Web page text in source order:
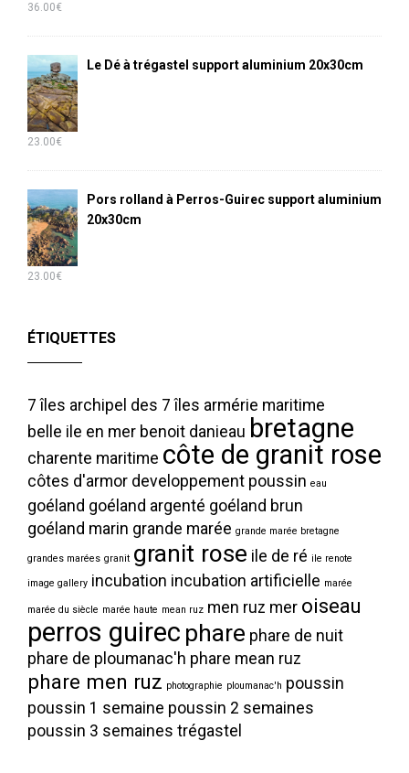
36.00€
Le Dé à trégastel support aluminium 20x30cm
23.00€
Pors rolland à Perros-Guirec support aluminium
20x30cm
23.00€
ÉTIQUETTES
7 îles archipel des 7 îles armérie maritime
belle ile en mer benoit danieau bretagne
charente maritime côte de granit rose
côtes d'armor developpement poussin eau
goéland goéland argenté goéland brun
goéland marin grande marée grande marée bretagne
grandes marées granit granit rose ile de ré ile renote
image gallery incubation incubation artificielle marée
marée du siècle marée haute mean ruz men ruz mer oiseau
perros guirec phare phare de nuit
phare de ploumanac'h phare mean ruz
phare men ruz photographie ploumanac'h poussin
poussin 1 semaine poussin 2 semaines
poussin 3 semaines trégastel